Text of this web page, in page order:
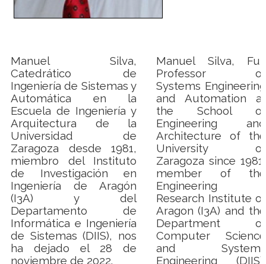
Manuel Silva,
Catedrático de
Ingeniería de Sistemas y
Automática en la
Escuela de Ingeniería y
Arquitectura de la
Universidad de
Zaragoza desde 1981,
miembro del Instituto
de Investigación en
Ingeniería de Aragón
(I3A) y del
Departamento de
Informática e Ingeniería
de Sistemas (DIIS), nos
ha dejado el 28 de
noviembre de 2022.
Manuel Silva, Full
Professor of
Systems Engineering
and Automation at
the School of
Engineering and
Architecture of the
University of
Zaragoza since 1981,
member of the
Engineering
Research Institute of
Aragon (I3A) and the
Department of
Computer Science
and Systems
Engineering (DIIS),